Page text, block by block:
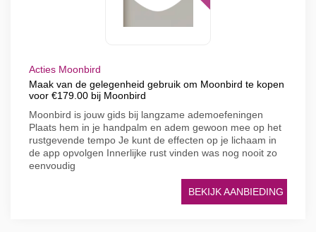
Acties Moonbird
Maak van de gelegenheid gebruik om Moonbird te kopen
voor €179.00 bij Moonbird
Moonbird is jouw gids bij langzame ademoefeningen
Plaats hem in je handpalm en adem gewoon mee op het
rustgevende tempo Je kunt de effecten op je lichaam in
de app opvolgen Innerlijke rust vinden was nog nooit zo
eenvoudig
BEKIJK AANBIEDING